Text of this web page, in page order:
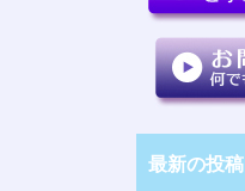
最新の投稿